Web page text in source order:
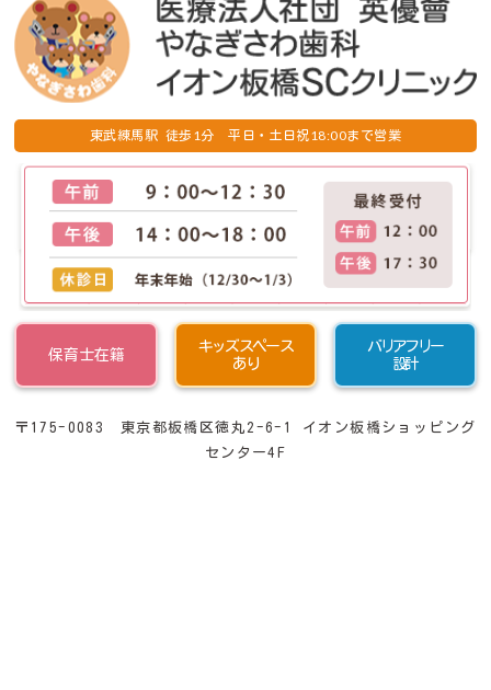
東武練馬駅 徒歩 1分 平日・土日祝 18:00まで営業
保育士在籍
キッズスペース
あり
バリアフリー
設計
〒175-0083 東京都板橋区徳丸2-6-1 イオン板橋ショッピング
センター4F